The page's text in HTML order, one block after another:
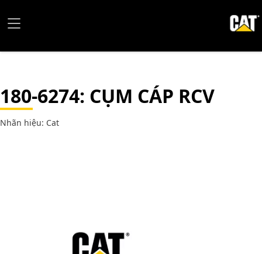
180-6274: CỤM CÁP RCV
Nhãn hiệu: Cat